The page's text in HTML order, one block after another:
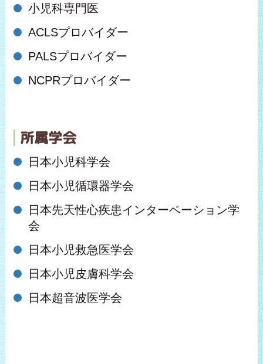
小児科専門医
ACLSプロバイダー
PALSプロバイダー
NCPRプロバイダー
所属学会
日本小児科学会
日本小児循環器学会
日本先天性心疾患インターベーション学
会
日本小児救急医学会
日本小児皮膚科学会
日本超音波医学会